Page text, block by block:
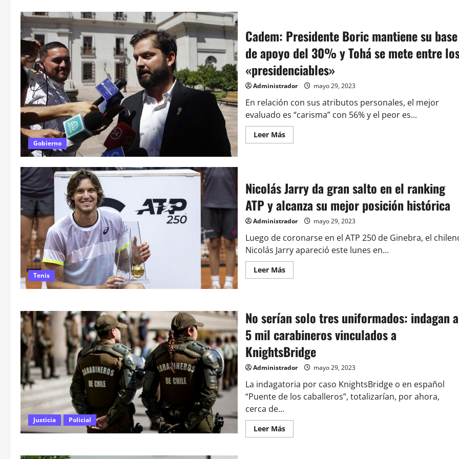
Gobierno
Cadem: Presidente Boric mantiene su base
de apoyo del 30% y Tohá se mete entre
«presidenciables»
Administrador mayo 29, 2023
En relación con sus atributos personales, el mejor
evaluado es “carisma” con 56% y el peor es...
Leer MásLeer
más
mantiene
su
base
de
apoyo
del
y
Tohá
se
mete
entre
los
«presidenciables»
Tenis
Nicolás Jarry da gran salto en el ranking
ATP y alcanza su mejor posición histórica
Administrador mayo 29, 2023
Luego de coronarse en el ATP 250 de Ginebra, el
Nicolás Jarry apareció este lunes en...
Leer MásLeer
más
gran
salto
en
el
ranking
ATP
alcanza
mejor
posición
histórica
Justicia Policial
No serían solo tres uniformados: indagan a
5 mil carabineros vinculados a
KnightsBridge
Administrador mayo 29, 2023
La indagatoria por caso KnightsBridge o en español
“Puente de los caballeros”, totalizarían, por ahora,
cerca de...
Leer MásLeer
más